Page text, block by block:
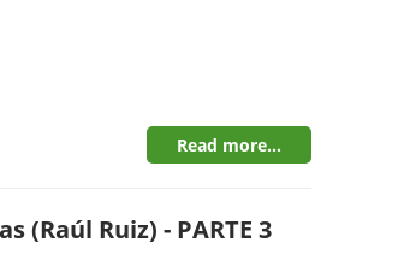
Read more...
(Raúl Ruiz) - PARTE 3